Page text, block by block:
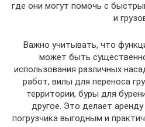
где они могут помочь с
и
Важно учитывать, что
может быть
использования различных
работ, вилы для переноса
территории, буры для
другое. Это делает
погрузчика выгодным и